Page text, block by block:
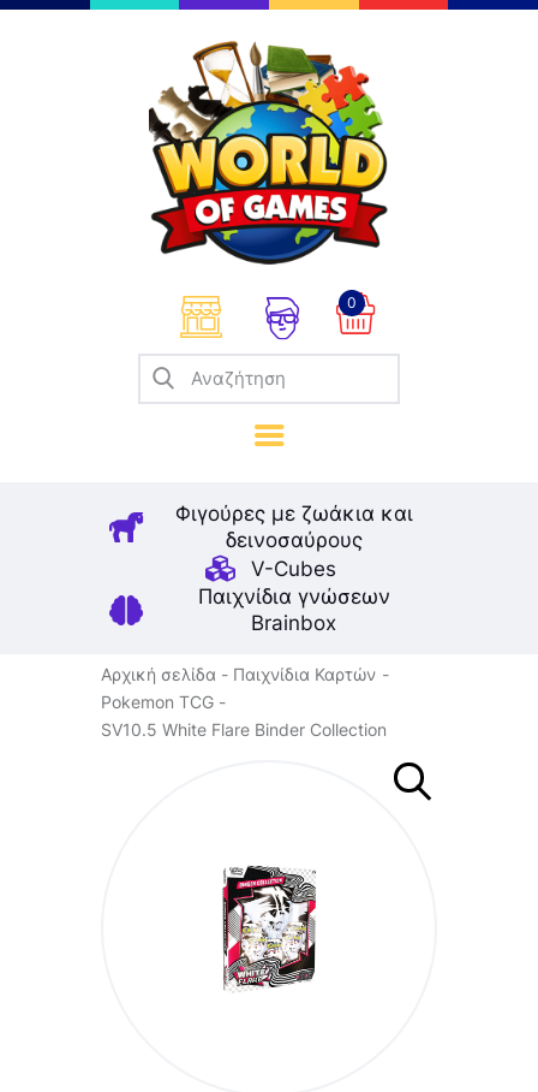
0
Φιγούρες με ζωάκια και
δεινοσαύρους
V-Cubes
Παιχνίδια γνώσεων
Brainbox
Επιτραπέζια
Παζλ
Παιχνίδια Καρτών
Σπαζοκεφαλιές
Κατασκευές
Καλλιτεχνικά
Μοντελισμός
Βιβλία
Παιχνίδια Ρόλων
Αρχική σελίδα
Παιχνίδια Καρτών
Pokemon TCG
SV10.5 White Flare Binder Collection